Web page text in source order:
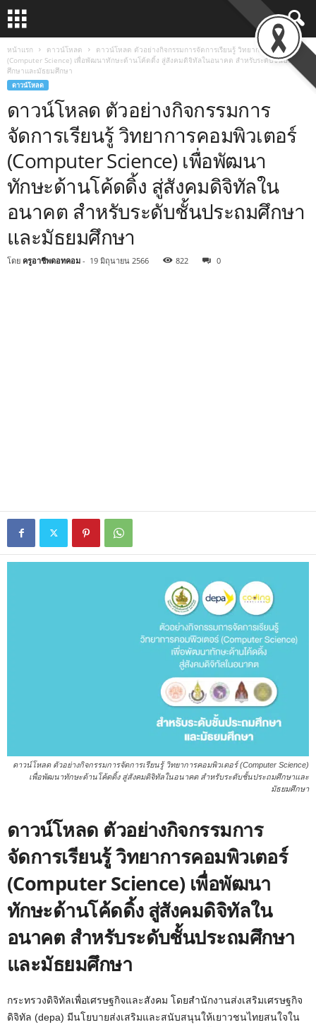
หน้าแรก ดาวน์โหลด
ดาวน์โหลด ตัวอย่างกิจกรรมการจัดการเรียนรู้ วิทยาการคอมพิวเตอร์
(Computer Science) เพื่อพัฒนาทักษะด้านโค้ดดิ้ง สู่สังคมดิจิทัลในอนาคต สำหรับระดับชั้นประถม
ศึกษาและมัธยมศึกษา
ดาวน์โหลด
ดาวน์โหลด ตัวอย่างกิจกรรมการ
จัดการเรียนรู้ วิทยาการคอมพิวเตอร์
(Computer Science) เพื่อพัฒนา
ทักษะด้านโค้ดดิ้ง สู่สังคมดิจิทัลใน
อนาคต สำหรับระดับชั้นประถมศึกษา
และมัธยมศึกษา
โดย ครูอาชีพดอทคอม - 19 มิถุนายน 2566 822 0
ดาวน์โหลด ตัวอย่างกิจกรรมการจัดการเรียนรู้ วิทยาการคอมพิวเตอร์ (Computer Science)
เพื่อพัฒนาทักษะด้านโค้ดดิ้ง สู่สังคมดิจิทัลในอนาคต สำหรับระดับชั้นประถมศึกษาและ
มัธยมศึกษา
ดาวน์โหลด ตัวอย่างกิจกรรมการ
จัดการเรียนรู้ วิทยาการคอมพิวเตอร์
(Computer Science) เพื่อพัฒนา
ทักษะด้านโค้ดดิ้ง สู่สังคมดิจิทัลใน
อนาคต สำหรับระดับชั้นประถมศึกษา
และมัธยมศึกษา
กระทรวงดิจิทัลเพื่อเศรษฐกิจและสังคม โดยสำนักงานส่งเสริมเศรษฐกิจ
ดิจิทัล (depa) มีนโยบายส่งเสริมและสนับสนุนให้เยาวชนไทยสนใจใน